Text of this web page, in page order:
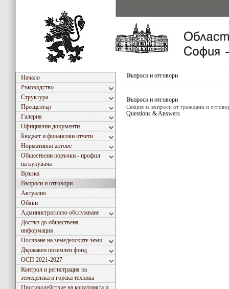
Начало
Ръководство
Структура
Пресцентър
Галерия
Официални документи
Бюджет и финансови отчети
Нормативни актове
Обществени поръчки - профил
на купувача
Връзка
Въпроси и отговори
Актуално
Обяви
Административно обслужване
Достъп до обществена
информация
Ползване на земеделските земи
Държавен поземлен фонд
ОСП 2021-2027
Контрол и регистрация на
земеделска и горска техника
Противодействие на корупцията и
Въпроси и отговори
Въпроси и отговори
Секция за въпроси от граждани и
Questions & Answers